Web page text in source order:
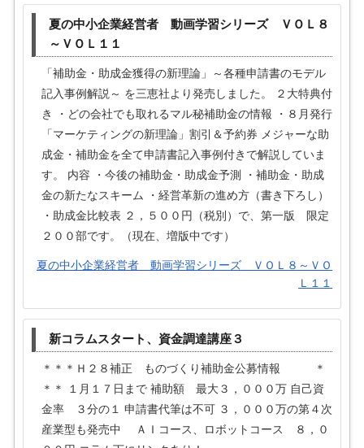
夏の中小企業経営者 動画学習シリーズ ＶＯＬ８
～ＶＯＬ１１
「補助金・助成金獲得の新理論」～各種申請書のモデル
記入事例解説～ を三恵社より発売しました。 ２大特典付
き ・どの会社でも取れるマル秘補助金の情報 ・８月発行
「マーケティングの新理論」割引＆予約券 メジャーな助
成金・補助金を全て申請書記入事例付きで解説していま
す。 内容 ・今後の補助金・助成金予測 ・補助金・助成
金の新たなスキーム ・経営革新の進め方（書き下ろし）
・助成金比較表 ２，５００円（税別）で、第一版 限定
２００部です。（現在、増版中です）
夏の中小企業経営者 動画学習シリーズ ＶＯＬ８～ＶＯ
Ｌ１１
新コラムスタート、資金調達講座３
＊＊＊Ｈ２８補正 ものづくり補助金公募情報 ＊
＊＊ １月１７日まで 補助額 最大３，０００万 自己資
金率 ３分の１ 申請書代筆は不可 ３，０００万の第４次
産業型も発売中 ＡＩコース、ロボットコース ８，０